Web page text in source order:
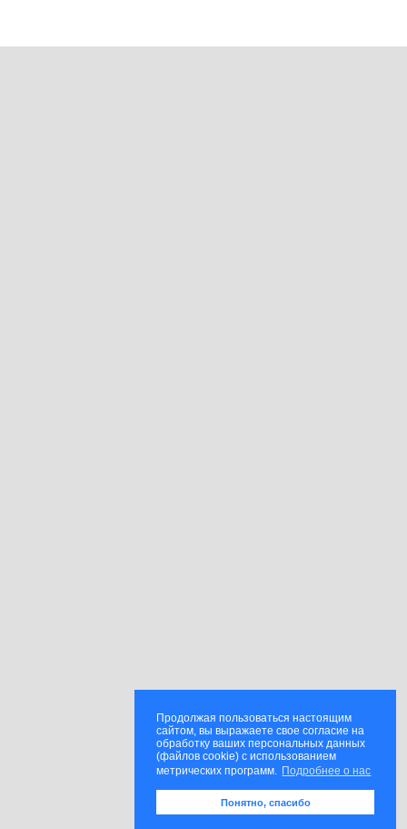
Продолжая пользоваться настоящим
сайтом, вы выражаете свое согласие на
обработку ваших персональных данных
(файлов cookie) с использованием
метрических программ. Подробнее о нас
Понятно, спасибо